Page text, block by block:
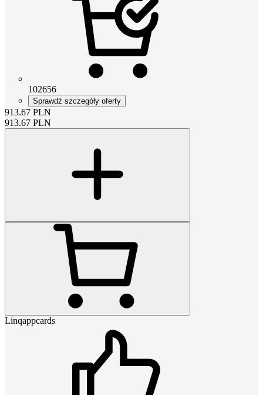
102656
Sprawdź szczegóły oferty
913.67 PLN
913.67 PLN
Linqappcards